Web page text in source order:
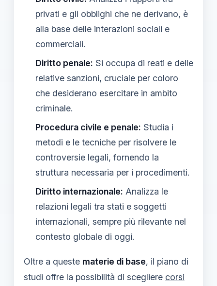
privati e gli obblighi che ne derivano, è
alla base delle interazioni sociali e
commerciali.
Diritto penale: Si occupa di reati e delle
relative sanzioni, cruciale per coloro
che desiderano esercitare in ambito
criminale.
Procedura civile e penale: Studia i
metodi e le tecniche per risolvere le
controversie legali, fornendo la
struttura necessaria per i procedimenti.
Diritto internazionale: Analizza le
relazioni legali tra stati e soggetti
internazionali, sempre più rilevante nel
contesto globale di oggi.
Oltre a queste materie di base, il piano di
studi offre la possibilità di scegliere corsi